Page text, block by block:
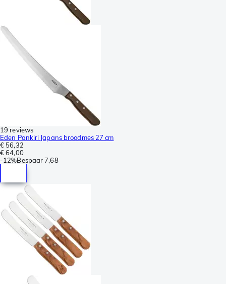
19 reviews
Eden Pankiri Japans broodmes 27 cm
€ 56,32
€ 64,00
-12%Bespaar 7,68